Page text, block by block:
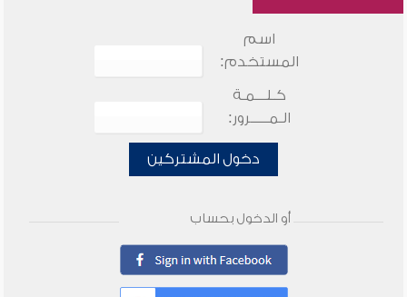
اسم
المستخدم:
كـلـــمـة
الـمـــــرور:
دخول المشتركين
أو الدخول بحساب